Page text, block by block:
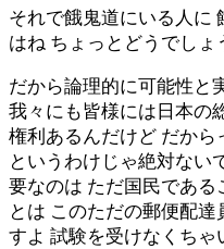
それで餓鬼道にいる人に
はね ちょっとどうでしょ
だから論理的に可能性と
我々にも皆様には日本の
権利あるんだけど だか
というわけじゃ絶対ない
要なのは ただ国民である
とは このただの郵便配
すよ 試験を受けなくちゃ